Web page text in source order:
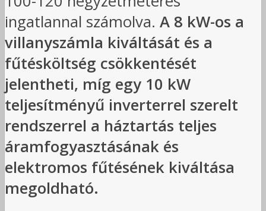
ingatlannal számolva. A 8 kW-os a
villanyszámla kiváltását és a
fűtésköltség csökkentését
jelentheti, míg egy 10 kW
teljesítményű inverterrel szerelt
rendszerrel a háztartás teljes
áramfogyasztásának és
elektromos fűtésének kiváltása
megoldható.